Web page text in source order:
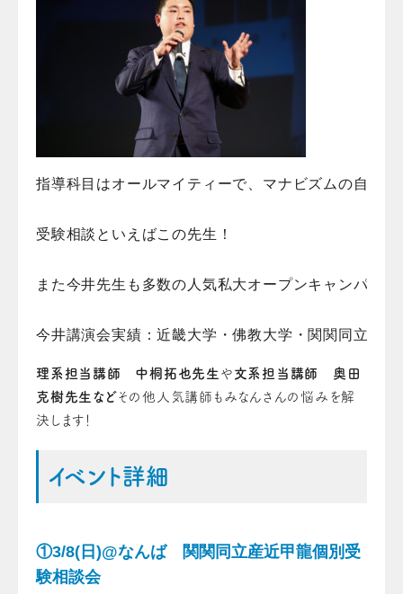
指導科目はオールマイティーで、マナビズムの自習
受験相談といえばこの先生！
また今井先生も多数の人気私大オープンキャンパス
今井講演会実績：近畿大学・佛教大学・関関同立セミ
理系担当講師 中桐拓也先生 や 文系担当講師 奥田
克樹先生などその他人気講師もみなんさんの悩みを解
決します！
イベント詳細
①3/8(日)@なんば 関関同立産近甲龍個別受
験相談会